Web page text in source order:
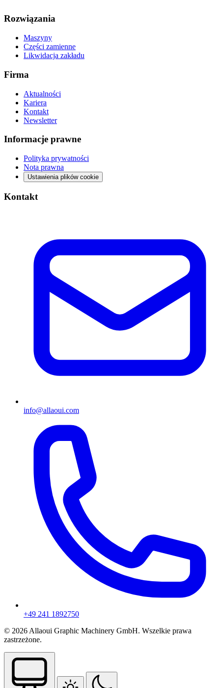
Rozwiązania
Maszyny
Części zamienne
Likwidacja zakładu
Firma
Aktualności
Kariera
Kontakt
Newsletter
Informacje prawne
Polityka prywatności
Nota prawna
Ustawienia plików cookie
Kontakt
info@allaoui.com
+49 241 1892750
© 2026 Allaoui Graphic Machinery GmbH. Wszelkie prawa
zastrzeżone.